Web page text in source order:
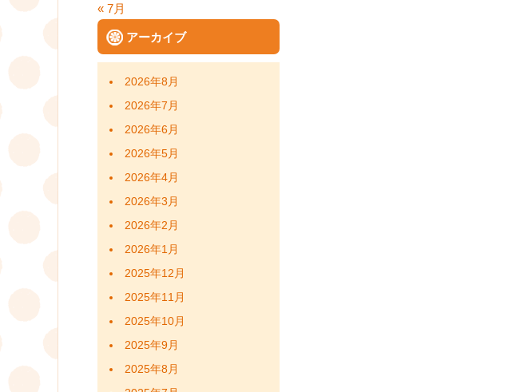
« 7月
アーカイブ
2026年8月
2026年7月
2026年6月
2026年5月
2026年4月
2026年3月
2026年2月
2026年1月
2025年12月
2025年11月
2025年10月
2025年9月
2025年8月